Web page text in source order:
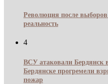
Революция после
реальность
4
ВСУ атаковали Бердянск
Бердянске прогремели
пожар